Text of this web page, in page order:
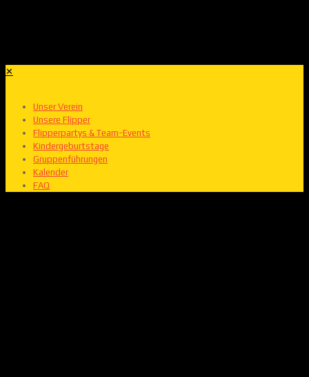
✕
Unser Verein
Unsere Flipper
Flipperpartys & Team-Events
Kindergeburtstage
Gruppenführungen
Kalender
FAQ